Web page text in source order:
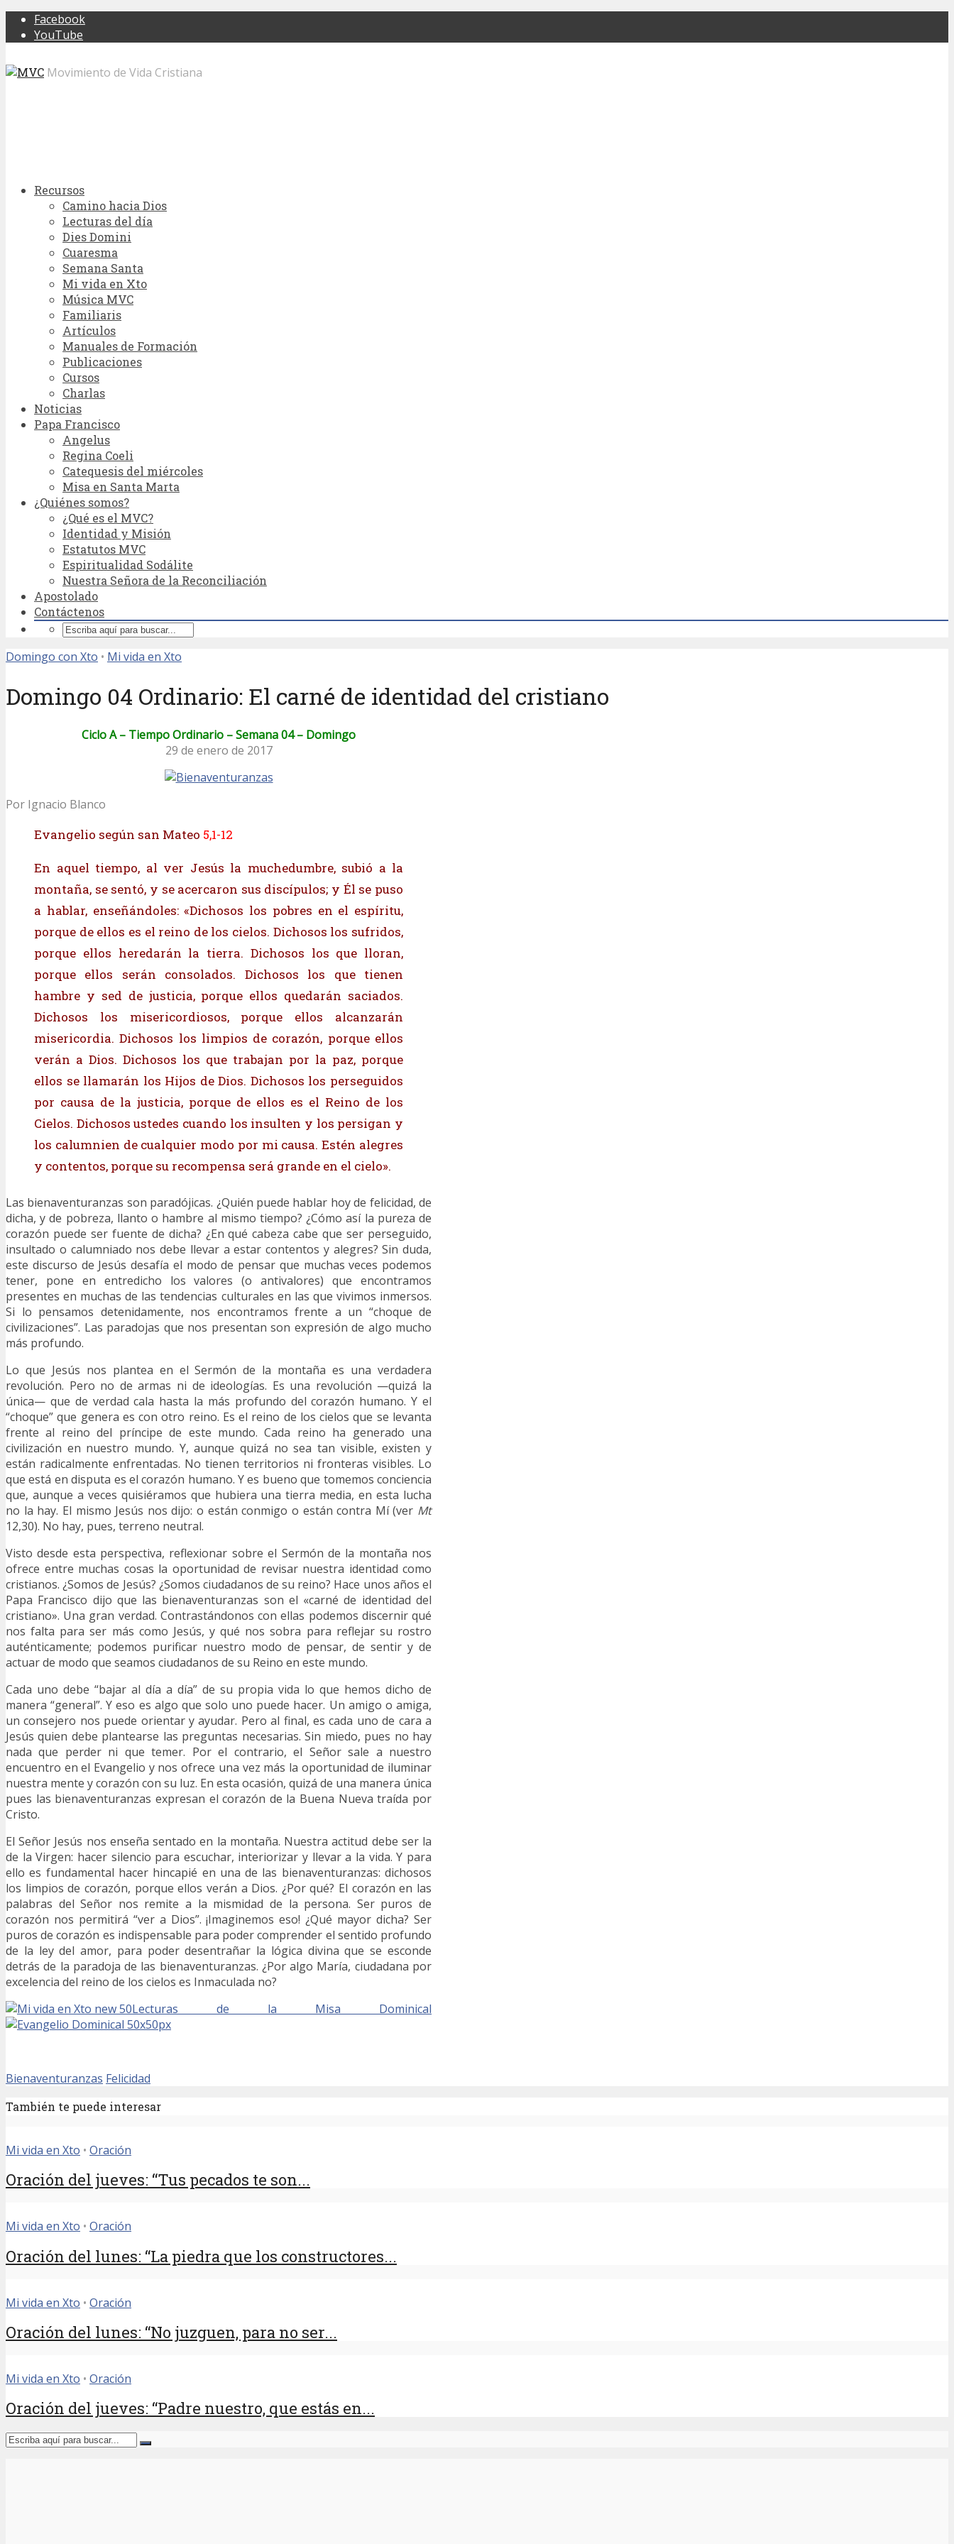
Facebook
YouTube
Movimiento de Vida Cristiana
Recursos
Camino hacia Dios
Lecturas del día
Dies Domini
Cuaresma
Semana Santa
Mi vida en Xto
Música MVC
Familiaris
Artículos
Manuales de Formación
Publicaciones
Cursos
Charlas
Noticias
Papa Francisco
Angelus
Regina Coeli
Catequesis del miércoles
Misa en Santa Marta
¿Quiénes somos?
¿Qué es el MVC?
Identidad y Misión
Estatutos MVC
Espiritualidad Sodálite
Nuestra Señora de la Reconciliación
Apostolado
Contáctenos
Domingo con Xto • Mi vida en Xto
Domingo 04 Ordinario: El carné de identidad del cristiano
Ciclo A – Tiempo Ordinario – Semana 04 – Domingo
29 de enero de 2017
Por Ignacio Blanco
Evangelio según san Mateo 5,1-12
En aquel tiempo, al ver Jesús la muchedumbre, subió a la
montaña, se sentó, y se acercaron sus discípulos; y Él se puso
a hablar, enseñándoles: «Dichosos los pobres en el espíritu,
porque de ellos es el reino de los cielos. Dichosos los sufridos,
porque ellos heredarán la tierra. Dichosos los que lloran,
porque ellos serán consolados. Dichosos los que tienen
hambre y sed de justicia, porque ellos quedarán saciados.
Dichosos los misericordiosos, porque ellos alcanzarán
misericordia. Dichosos los limpios de corazón, porque ellos
verán a Dios. Dichosos los que trabajan por la paz, porque
ellos se llamarán los Hijos de Dios. Dichosos los perseguidos
por causa de la justicia, porque de ellos es el Reino de los
Cielos. Dichosos ustedes cuando los insulten y los persigan y
los calumnien de cualquier modo por mi causa. Estén alegres
y contentos, porque su recompensa será grande en el cielo».
Las bienaventuranzas son paradójicas. ¿Quién puede hablar hoy de felicidad, de
dicha, y de pobreza, llanto o hambre al mismo tiempo? ¿Cómo así la pureza de
corazón puede ser fuente de dicha? ¿En qué cabeza cabe que ser perseguido,
insultado o calumniado nos debe llevar a estar contentos y alegres? Sin duda,
este discurso de Jesús desafía el modo de pensar que muchas veces podemos
tener, pone en entredicho los valores (o antivalores) que encontramos
presentes en muchas de las tendencias culturales en las que vivimos inmersos.
Si lo pensamos detenidamente, nos encontramos frente a un “choque de
civilizaciones”. Las paradojas que nos presentan son expresión de algo mucho
más profundo.
Lo que Jesús nos plantea en el Sermón de la montaña es una verdadera
revolución. Pero no de armas ni de ideologías. Es una revolución —quizá la
única— que de verdad cala hasta la más profundo del corazón humano. Y el
“choque” que genera es con otro reino. Es el reino de los cielos que se levanta
frente al reino del príncipe de este mundo. Cada reino ha generado una
civilización en nuestro mundo. Y, aunque quizá no sea tan visible, existen y
están radicalmente enfrentadas. No tienen territorios ni fronteras visibles. Lo
que está en disputa es el corazón humano. Y es bueno que tomemos conciencia
que, aunque a veces quisiéramos que hubiera una tierra media, en esta lucha
no la hay. El mismo Jesús nos dijo: o están conmigo o están contra Mí (ver Mt
12,30). No hay, pues, terreno neutral.
Visto desde esta perspectiva, reflexionar sobre el Sermón de la montaña nos
ofrece entre muchas cosas la oportunidad de revisar nuestra identidad como
cristianos. ¿Somos de Jesús? ¿Somos ciudadanos de su reino? Hace unos años el
Papa Francisco dijo que las bienaventuranzas son el «carné de identidad del
cristiano». Una gran verdad. Contrastándonos con ellas podemos discernir qué
nos falta para ser más como Jesús, y qué nos sobra para reflejar su rostro
auténticamente; podemos purificar nuestro modo de pensar, de sentir y de
actuar de modo que seamos ciudadanos de su Reino en este mundo.
Cada uno debe “bajar al día a día” de su propia vida lo que hemos dicho de
manera “general”. Y eso es algo que solo uno puede hacer. Un amigo o amiga,
un consejero nos puede orientar y ayudar. Pero al final, es cada uno de cara a
Jesús quien debe plantearse las preguntas necesarias. Sin miedo, pues no hay
nada que perder ni que temer. Por el contrario, el Señor sale a nuestro
encuentro en el Evangelio y nos ofrece una vez más la oportunidad de iluminar
nuestra mente y corazón con su luz. En esta ocasión, quizá de una manera única
pues las bienaventuranzas expresan el corazón de la Buena Nueva traída por
Cristo.
El Señor Jesús nos enseña sentado en la montaña. Nuestra actitud debe ser la
de la Virgen: hacer silencio para escuchar, interiorizar y llevar a la vida. Y para
ello es fundamental hacer hincapié en una de las bienaventuranzas: dichosos
los limpios de corazón, porque ellos verán a Dios. ¿Por qué? El corazón en las
palabras del Señor nos remite a la mismidad de la persona. Ser puros de
corazón nos permitirá “ver a Dios”. ¡Imaginemos eso! ¿Qué mayor dicha? Ser
puros de corazón es indispensable para poder comprender el sentido profundo
de la ley del amor, para poder desentrañar la lógica divina que se esconde
detrás de la paradoja de las bienaventuranzas. ¿Por algo María, ciudadana por
excelencia del reino de los cielos es Inmaculada no?
Lecturas de la Misa Dominical
Bienaventuranzas Felicidad
También te puede interesar
Mi vida en Xto • Oración
Oración del jueves: “Tus pecados te son...
Mi vida en Xto • Oración
Oración del lunes: “La piedra que los constructores...
Mi vida en Xto • Oración
Oración del lunes: “No juzguen, para no ser...
Mi vida en Xto • Oración
Oración del jueves: “Padre nuestro, que estás en...